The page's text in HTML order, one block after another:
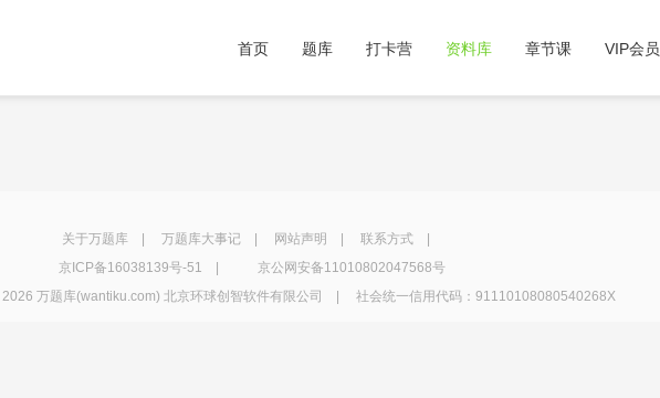
首页 题库 打卡营 资料库 章节课 VIP会员
关于万题库| 万题库大事记| 网站声明 联系方式|
京ICP备16038139号-51
京公网安备11010802047568号
2026 万题库(wantiku.com) 北京环球创智软件有限公司 | 社会统一信用代码：91110108080540268X